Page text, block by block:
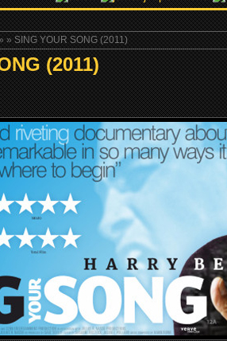
» SING YOUR SONG (2011)
(2011)